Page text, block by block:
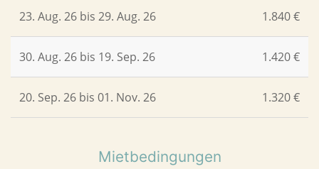
23. Aug. 26 bis 29. Aug. 26 1.840 €
30. Aug. 26 bis 19. Sep. 26 1.420 €
20. Sep. 26 bis 01. Nov. 26 1.320 €
Mietbedingungen